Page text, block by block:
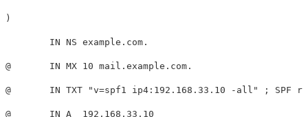
)
        IN NS example.com.
@       IN MX 10 mail.example.com.
@       IN TXT "v=spf1 ip4:192.168.33.10 -all" ; SPF